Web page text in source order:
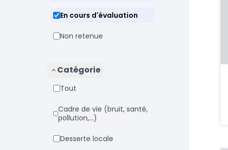
En cours d'évaluation
Non retenue
Catégorie
Tout
Cadre de vie (bruit, santé,
pollution,...)
Desserte locale